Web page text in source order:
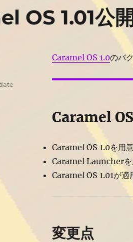
OS 1.01公開
Caramel OS 1.0のバ
Caramel
Caramel OS 1.0を用
Caramel Launcherを
Caramel OS 1.01が適
変更点